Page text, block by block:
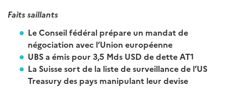
Faits saillants
Le Conseil fédéral prépare un mandat de
négociation avec l’Union européenne
UBS a émis pour 3,5 Mds USD de dette AT1
La Suisse sort de la liste de surveillance de l’US
Treasury des pays manipulant leur devise